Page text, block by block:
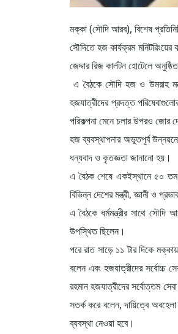
মক্কা (সৌদি আরব), বিশেষ
সৌদিতে হজ কার্যক্রম
জেদ্দার রিজ কার্লটন হোটেলে
এ বৈঠকে সৌদি হজ ও উমরাহ
হজযাত্রীদের প্রদত্ত
পরিকল্পনা মেনে চলার উপরও জোর
হজ ব্যবস্থাপনার অভূতপূর্ব
ধন্যবাদ ও কৃতজ্ঞতা জানানো হয়।
এ বৈঠক শেষে একইস্থানে ৫০ তম
বিভিন্ন দেশের মন্ত্রী, জ্ঞানী ও
এ বৈঠকে ধর্মমন্ত্রীর সাথে
উপস্থিত ছিলেন।
পরে রাত সাড়ে ১১ টার দিকে
বলেন এবং হজযাত্রীদের সর্বোচ্চ
রহমান হজযাত্রীদের সর্বোত্তম
সতর্ক করে বলেন, দায়িত্বে
ব্যবস্থা নেওয়া হবে।